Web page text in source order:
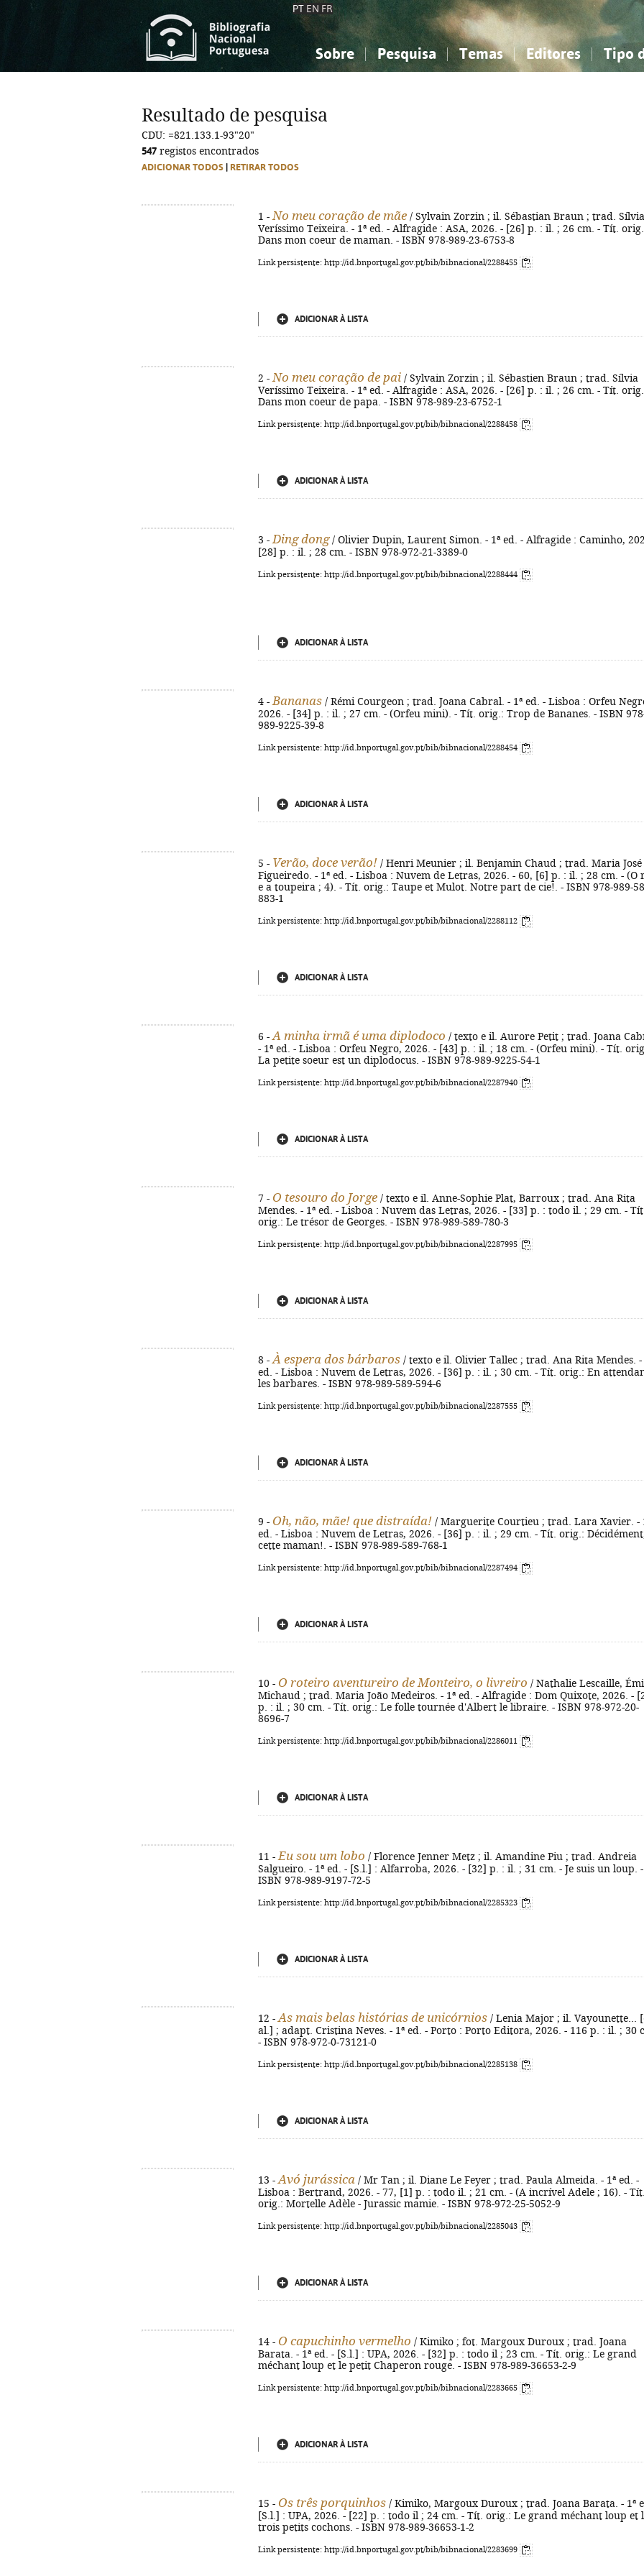
PT EN FR
Sobre Pesquisa Temas
Ciências sociais...
Editores Tipo
Ciências sociais...
Resultado de pesquisa
CDU: =821.133.1-93"20"
547 registos encontrados
ADICIONAR TODOS RETIRAR TODOS
1 - No meu coração de mãe / Sylvain Zorzin ; il. Sébastian Braun ; trad. Sílvia
Veríssimo Teixeira. - 1ª ed. - Alfragide : ASA, 2026. - [26] p. : il. ; 26 cm. - Tít.
Dans mon coeur de maman. - ISBN 978-989-23-6753-8
Link persistente: http://id.bnportugal.gov.pt/bib/bibnacional/2288455
ADICIONAR À LISTA
2 - No meu coração de pai / Sylvain Zorzin ; il. Sébastien Braun ; trad. Sílvia
Veríssimo Teixeira. - 1ª ed. - Alfragide : ASA, 2026. - [26] p. : il. ; 26 cm. - Tít.
Dans mon coeur de papa. - ISBN 978-989-23-6752-1
Link persistente: http://id.bnportugal.gov.pt/bib/bibnacional/2288458
ADICIONAR À LISTA
3 - Ding dong/ Olivier Dupin, Laurent Simon. - 1ª ed. - Alfragide : Caminho,
[28] p. : il. ; 28 cm. - ISBN 978-972-21-3389-0
Link persistente: http://id.bnportugal.gov.pt/bib/bibnacional/2288444
ADICIONAR À LISTA
4 - Bananas / Rémi Courgeon ; trad. Joana Cabral. - 1ª ed. - Lisboa : Orfeu
2026. - [34] p. : il. ; 27 cm. - (Orfeu mini). - Tít. orig.: Trop de Bananes. - ISBN
989-9225-39-8
Link persistente: http://id.bnportugal.gov.pt/bib/bibnacional/2288454
ADICIONAR À LISTA
5 - Verão, doce verão! / Henri Meunier ; il. Benjamin Chaud ; trad. Maria José
Figueiredo. - 1ª ed. - Lisboa : Nuvem de Letras, 2026. - 60, [6] p. : il. ; 28 cm. - (O
e a toupeira ; 4). - Tít. orig.: Taupe et Mulot. Notre part de cie!. - ISBN 978-989-
883-1
Link persistente: http://id.bnportugal.gov.pt/bib/bibnacional/2288112
ADICIONAR À LISTA
6 - A minha irmã é uma diplodoco / texto e il. Aurore Petit ; trad. Joana
- 1ª ed. - Lisboa : Orfeu Negro, 2026. - [43] p. : il. ; 18 cm. - (Orfeu mini). - Tít.
La petite soeur est un diplodocus. - ISBN 978-989-9225-54-1
Link persistente: http://id.bnportugal.gov.pt/bib/bibnacional/2287940
ADICIONAR À LISTA
7 - O tesouro do Jorge / texto e il. Anne-Sophie Plat, Barroux ; trad. Ana Rita
Mendes. - 1ª ed. - Lisboa : Nuvem das Letras, 2026. - [33] p. : todo il. ; 29 cm. - Tít.
orig.: Le trésor de Georges. - ISBN 978-989-589-780-3
Link persistente: http://id.bnportugal.gov.pt/bib/bibnacional/2287995
ADICIONAR À LISTA
8 - À espera dos bárbaros / texto e il. Olivier Tallec ; trad. Ana Rita Mendes. -
ed. - Lisboa : Nuvem de Letras, 2026. - [36] p. : il. ; 30 cm. - Tít. orig.: En
les barbares. - ISBN 978-989-589-594-6
Link persistente: http://id.bnportugal.gov.pt/bib/bibnacional/2287555
ADICIONAR À LISTA
9 - Oh, não, mãe! que distraída! / Marguerite Courtieu ; trad. Lara Xavier. -
ed. - Lisboa : Nuvem de Letras, 2026. - [36] p. : il. ; 29 cm. - Tít. orig.:
cette maman!. - ISBN 978-989-589-768-1
Link persistente: http://id.bnportugal.gov.pt/bib/bibnacional/2287494
ADICIONAR À LISTA
10 - O roteiro aventureiro de Monteiro, o livreiro / Nathalie Lescaille,
Michaud ; trad. Maria João Medeiros. - 1ª ed. - Alfragide : Dom Quixote, 2026. -
p. : il. ; 30 cm. - Tít. orig.: Le folle tournée d'Albert le libraire. - ISBN 978-972-20-
8696-7
Link persistente: http://id.bnportugal.gov.pt/bib/bibnacional/2286011
ADICIONAR À LISTA
11 - Eu sou um lobo / Florence Jenner Metz ; il. Amandine Piu ; trad. Andreia
Salgueiro. - 1ª ed. - [S.l.] : Alfarroba, 2026. - [32] p. : il. ; 31 cm. - Je suis un loup. -
ISBN 978-989-9197-72-5
Link persistente: http://id.bnportugal.gov.pt/bib/bibnacional/2285323
ADICIONAR À LISTA
12 - As mais belas histórias de unicórnios / Lenia Major ; il. Vayounette...
al.] ; adapt. Cristina Neves. - 1ª ed. - Porto : Porto Editora, 2026. - 116 p. : il. ; 30
- ISBN 978-972-0-73121-0
Link persistente: http://id.bnportugal.gov.pt/bib/bibnacional/2285138
ADICIONAR À LISTA
13 - Avó jurássica / Mr Tan ; il. Diane Le Feyer ; trad. Paula Almeida. - 1ª ed. -
Lisboa : Bertrand, 2026. - 77, [1] p. : todo il. ; 21 cm. - (A incrível Adele ; 16). - Tít.
orig.: Mortelle Adèle - Jurassic mamie. - ISBN 978-972-25-5052-9
Link persistente: http://id.bnportugal.gov.pt/bib/bibnacional/2285043
ADICIONAR À LISTA
14 - O capuchinho vermelho / Kimiko ; fot. Margoux Duroux ; trad. Joana
Barata. - 1ª ed. - [S.l.] : UPA, 2026. - [32] p. : todo il ; 23 cm. - Tít. orig.: Le grand
méchant loup et le petit Chaperon rouge. - ISBN 978-989-36653-2-9
Link persistente: http://id.bnportugal.gov.pt/bib/bibnacional/2283665
ADICIONAR À LISTA
15 - Os três porquinhos / Kimiko, Margoux Duroux ; trad. Joana Barata. - 1ª
[S.l.] : UPA, 2026. - [22] p. : todo il ; 24 cm. - Tít. orig.: Le grand méchant loup et
trois petits cochons. - ISBN 978-989-36653-1-2
Link persistente: http://id.bnportugal.gov.pt/bib/bibnacional/2283699